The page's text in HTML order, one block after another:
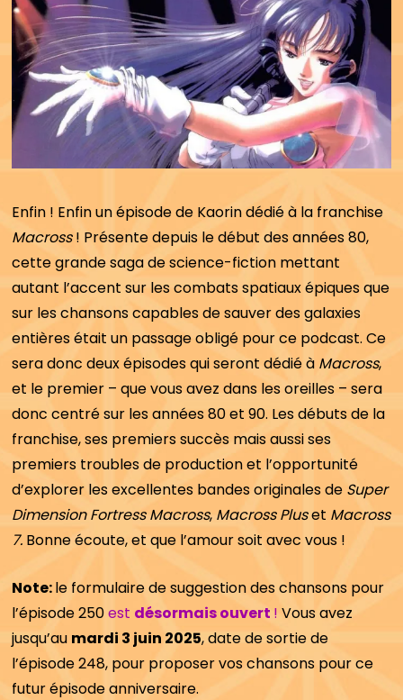
Enfin ! Enfin un épisode de Kaorin dédié à la franchise
Macross! Présente depuis le début des années 80,
cette grande saga de science-fiction mettant
autant l’accent sur les combats spatiaux épiques que
sur les chansons capables de sauver des galaxies
entières était un passage obligé pour ce podcast. Ce
sera donc deux épisodes qui seront dédié à Macross,
et le premier – que vous avez dans les oreilles – sera
donc centré sur les années 80 et 90. Les débuts de la
franchise, ses premiers succès mais aussi ses
premiers troubles de production et l’opportunité
d’explorer les excellentes bandes originales de Super
Dimension Fortress Macross, Macross Pluset Macross
7. Bonne écoute, et que l’amour soit avec vous !
Note:le formulaire de suggestion des chansons pour
l’épisode 250est désormais ouvert ! Vous avez
jusqu’au mardi 3 juin 2025, date de sortie de
l’épisode 248, pour proposer vos chansons pour ce
futur épisode anniversaire.